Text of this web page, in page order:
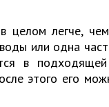
целом легче,
или одна
в
этого его